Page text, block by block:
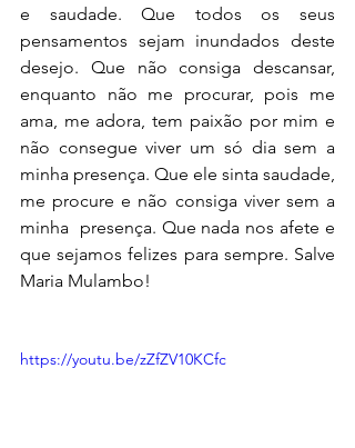
e saudade. Que todos os seus
pensamentos sejam inundados deste
desejo. Que não consiga descansar,
enquanto não me procurar, pois me
ama, me adora, tem paixão por mim e
não consegue viver um só dia sem a
minha presença. Que ele sinta saudade,
me procure e não consiga viver sem a
minha  presença. Que nada nos afete e
que sejamos felizes para sempre. Salve
Maria Mulambo!
https://youtu.be/zZfZV10KCfc